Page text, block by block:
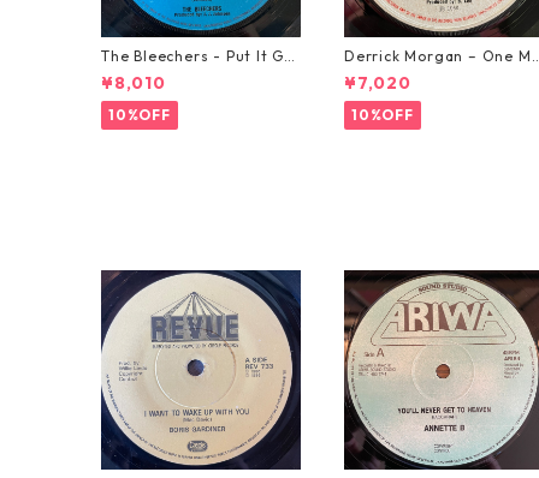
The Bleechers - Put It Go
od 【7-21637】
¥8,010
10%OFF
Derrick Morgan – One
rning In May【7-21653】
¥7,020
10%OFF